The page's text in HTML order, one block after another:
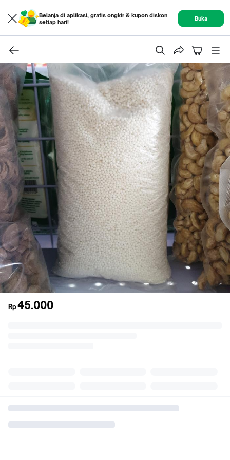
Belanja di aplikasi, gratis ongkir & kupon diskon
setiap hari!
Buka
Rp45.000